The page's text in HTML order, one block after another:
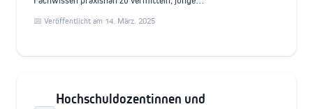
📅 Veröffentlicht am 14. März. 2025
Hochschuldozentinnen und